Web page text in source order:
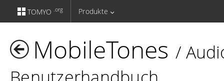
TOMYO .org Produkte
MobileTones /